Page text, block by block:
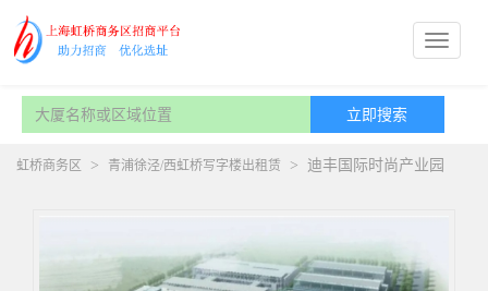
虹桥商务区 > 青浦徐泾/西虹桥写字楼出租赁 > 迪丰国际时尚产业园